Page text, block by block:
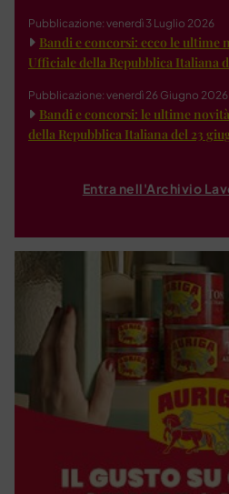
Pubblicazione: venerdì 3 Luglio 2026
Bandi e concorsi: ecco le ultime
Ufficiale della Repubblica Italiana
Pubblicazione: venerdì 26 Giugno 2026
Bandi e concorsi: le ultime
della Repubblica Italiana del 23
Entra nell'Archivio